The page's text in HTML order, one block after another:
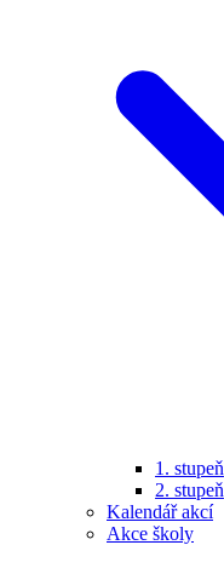
1. stupeň
2. stupeň
Kalendář akcí
Akce školy